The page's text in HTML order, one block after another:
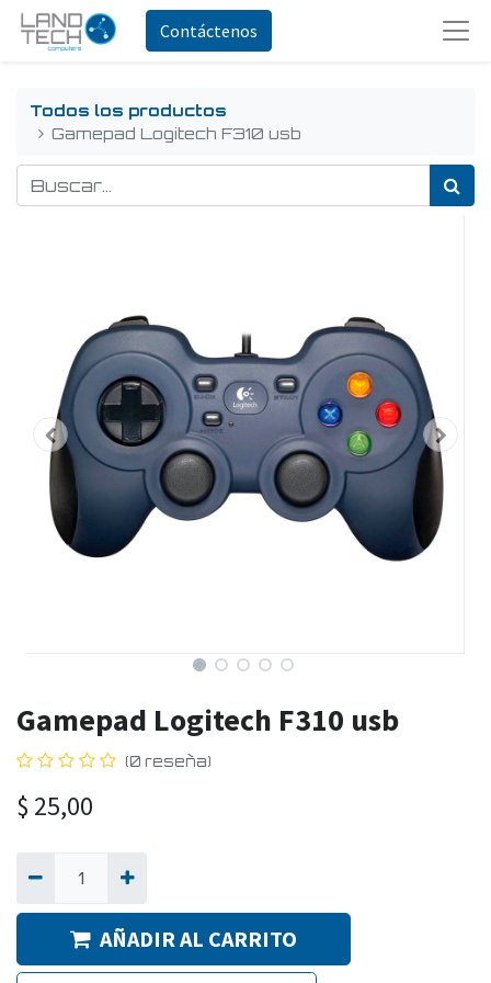
Contáctenos
Todos los productos
Gamepad Logitech F310 usb
Gamepad Logitech F310 usb
(0 reseña)
$ 25,00
AÑADIR AL CARRITO